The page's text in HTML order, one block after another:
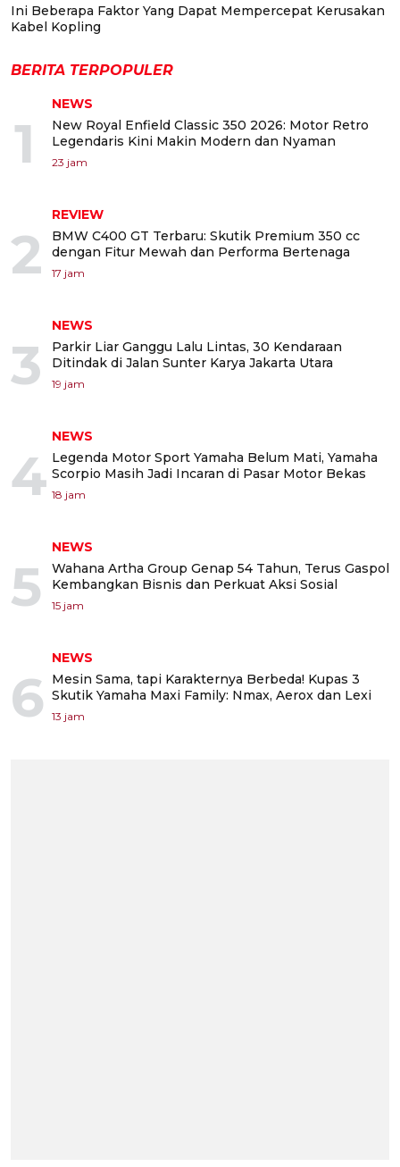
Ini Beberapa Faktor Yang Dapat Mempercepat Kerusakan
Kabel Kopling
BERITA TERPOPULER
1
NEWS
New Royal Enfield Classic 350 2026: Motor Retro
Legendaris Kini Makin Modern dan Nyaman
23 jam
2
REVIEW
BMW C400 GT Terbaru: Skutik Premium 350 cc
dengan Fitur Mewah dan Performa Bertenaga
17 jam
3
NEWS
Parkir Liar Ganggu Lalu Lintas, 30 Kendaraan
Ditindak di Jalan Sunter Karya Jakarta Utara
19 jam
4
NEWS
Legenda Motor Sport Yamaha Belum Mati, Yamaha
Scorpio Masih Jadi Incaran di Pasar Motor Bekas
18 jam
5
NEWS
Wahana Artha Group Genap 54 Tahun, Terus Gaspol
Kembangkan Bisnis dan Perkuat Aksi Sosial
15 jam
6
NEWS
Mesin Sama, tapi Karakternya Berbeda! Kupas 3
Skutik Yamaha Maxi Family: Nmax, Aerox dan Lexi
13 jam